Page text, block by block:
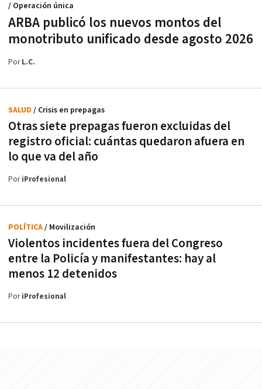
ARBA publicó los nuevos montos del
monotributo unificado desde agosto 2026
/ Operación única
PorL.C.
Otras siete prepagas fueron excluidas del
registro oficial: cuántas quedaron afuera en
lo que va del año
SALUD / Crisis en prepagas
PoriProfesional
Violentos incidentes fuera del Congreso
entre la Policía y manifestantes: hay al
menos 12 detenidos
POLÍTICA/ Movilización
PoriProfesional